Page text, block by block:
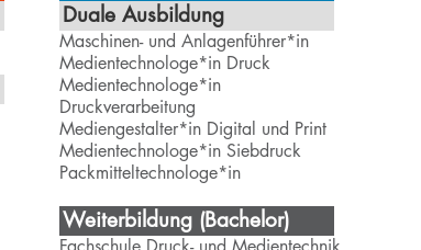
Duale Ausbildung
Maschinen- und Anlagenführer*in
Medientechnologe*in Druck
Medientechnologe*in
Druckverarbeitung
Mediengestalter*in Digital und Print
Medientechnologe*in Siebdruck
Packmitteltechnologe*in
Weiterbildung (Bachelor)